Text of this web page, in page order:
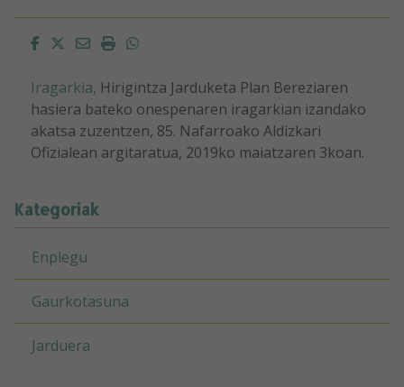
Facebook
Twitter
EmailImprimirWhatsapp
Iragarkia, Hirigintza Jarduketa Plan Bereziaren
hasiera bateko onespenaren iragarkian izandako
akatsa zuzentzen, 85. Nafarroako Aldizkari
Ofizialean argitaratua, 2019ko maiatzaren 3koan.
Kategoriak
Enplegu
Gaurkotasuna
Jarduera